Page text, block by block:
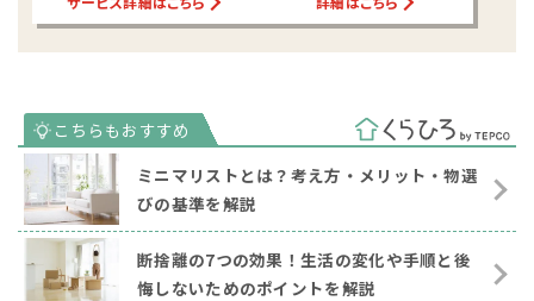
ミニマリストとは？考え方・メリット・物選
びの基準を解説
断捨離の7つの効果！生活の変化や手順と後
悔しないためのポイントを解説